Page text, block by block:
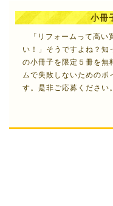
小冊
「リフォームって高
い！」そうですよね？知
の小冊子を限定５冊を無
ムで失敗しないためのポ
す。是非ご応募ください。